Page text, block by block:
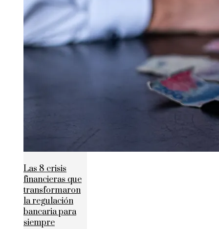
Las 8 crisis
financieras que
transformaron
la regulación
bancaria para
siempre